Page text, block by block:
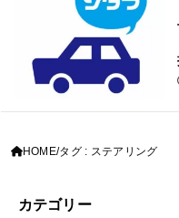
HOME タグ : ステアリング
カテゴリー